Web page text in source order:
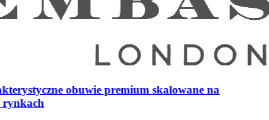
obuwie premium skalowane na
rynkach